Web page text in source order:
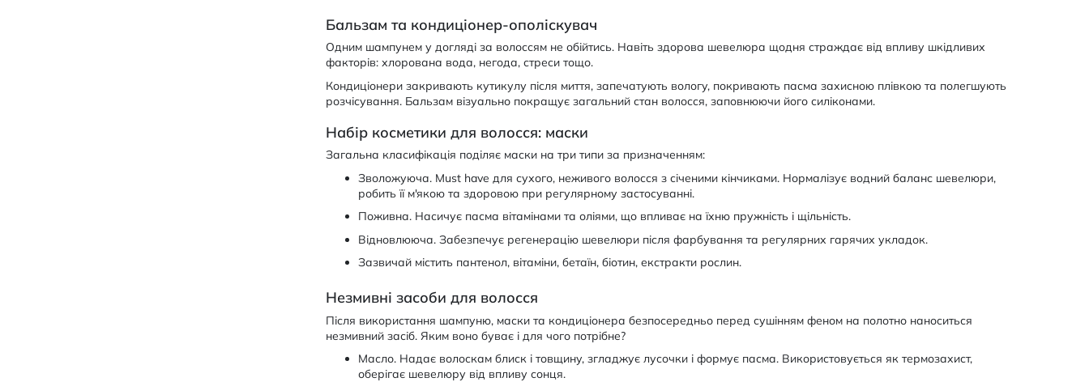
Бальзам та кондиціонер-ополіскувач
Одним шампунем у догляді за волоссям не обійтись. Навіть здорова шевелюра щодня страждає від впливу шкідливих
факторів: хлорована вода, негода, стреси тощо.
Кондиціонери закривають кутикулу після миття, запечатують вологу, покривають пасма захисною плівкою та полегшують
розчісування. Бальзам візуально покращує загальний стан волосся, заповнюючи його силіконами.
Набір косметики для волосся: маски
Загальна класифікація поділяє маски на три типи за призначенням:
Зволожуюча. Must have для сухого, неживого волосся з січеними кінчиками. Нормалізує водний баланс шевелюри,
робить її м'якою та здоровою при регулярному застосуванні.
Поживна. Насичує пасма вітамінами та оліями, що впливає на їхню пружність і щільність.
Відновлююча. Забезпечує регенерацію шевелюри після фарбування та регулярних гарячих укладок.
Зазвичай містить пантенол, вітаміни, бетаїн, біотин, екстракти рослин.
Незмивні засоби для волосся
Після використання шампуню, маски та кондиціонера безпосередньо перед сушінням феном на полотно наноситься
незмивний засіб. Яким воно буває і для чого потрібне?
Масло. Надає волоскам блиск і товщину, згладжує лусочки і формує пасма. Використовується як термозахист,
оберігає шевелюру від впливу сонця.